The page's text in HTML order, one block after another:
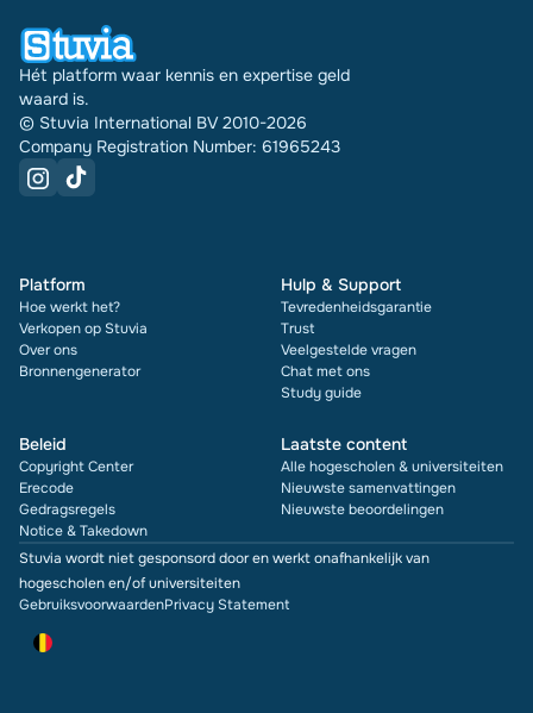
Hét platform waar kennis en expertise geld
waard is.
© Stuvia International BV 2010-2026
Company Registration Number: 61965243
Platform
Hoe werkt het?
Verkopen op Stuvia
Over ons
Bronnengenerator
Hulp & Support
Tevredenheidsgarantie
Trust
Veelgestelde vragen
Chat met ons
Study guide
Beleid
Copyright Center
Erecode
Gedragsregels
Notice & Takedown
Laatste content
Alle hogescholen & universiteiten
Nieuwste samenvattingen
Nieuwste beoordelingen
Stuvia wordt niet gesponsord door en werkt onafhankelijk van
hogescholen en/of universiteiten
GebruiksvoorwaardenPrivacy Statement